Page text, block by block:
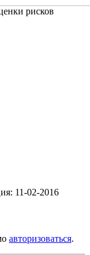
рисков
11-02-2016
авторизоваться.